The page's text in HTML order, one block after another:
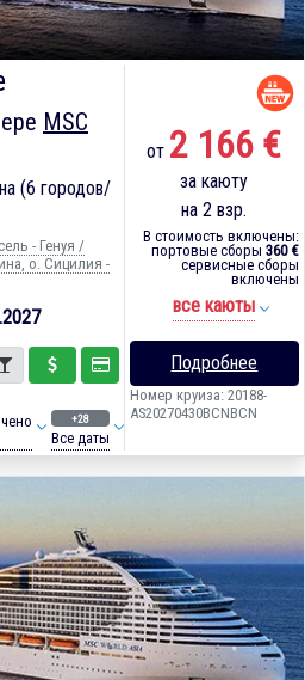
MSC
(6 городов/
- Генуя /
о. Сицилия -
+28
Все даты
от 2 166 €
за каюту
на 2 взр.
В стоимость включены:
портовые сборы 360 €
сервисные сборы
включены
все каюты
Подробнее
Номер круиза: 20188-
AS20270430BCNBCN